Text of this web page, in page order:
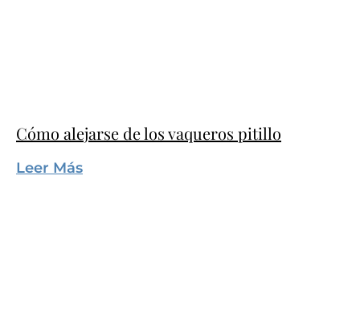
Cómo alejarse de los vaqueros pitillo
Leer Más